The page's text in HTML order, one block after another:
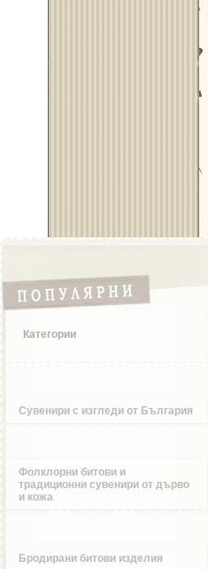
Категории
Сувенири с изгледи от България
Фолклорни битови и
традиционни сувенири от дърво
и кожа
Бродирани битови изделия